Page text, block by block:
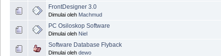
FrontDesigner 3.0
Dimulai oleh Machmud
PC Osiloskop Software
Dimulai oleh Niel
Software Database Flyback
Dimulai oleh dewo